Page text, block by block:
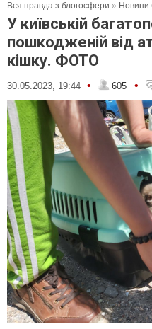
Вся правда з блогосфери » Новини
У київській
пошкодженій від
кішку. ФОТО
30.05.2023, 19:44 • 605 •